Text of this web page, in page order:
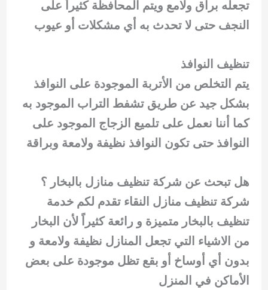
تجعله براق ولامع ويتم المحافظة كثيراً على
النجف حتى لا تحدث به أي مشكلات أو عيوب
تنظيف النوافذ
يتم التخلص من الأتربة الموجودة على النوافذ
بشكل جيد عن طريق تشفط التراب الموجود به
كما أننا نعمل على تلميع الزجاج الموجود على
النوافذ حتى تكون النوافذ نظيفة ولامعة وبراقة
هل تبحث عن شركة تنظيف منازل بالبخار ؟
شركة تنظيف منازل النقاء تقدم لكم خدمة
تنظيف بالبخار متميزة و رائعة كثيراً لأن البخار
من الاشياء التي تجعل المنازل نظيفة ولامعة و
بدون أي أوساخ أو بقع تظل موجودة على بعض
الأماكن في المنزل